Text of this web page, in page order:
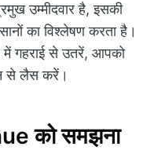
उम्मीदवार है, इसकी
का विश्लेषण करता है।
में गहराई से उतरें, आपको
से लैस करें।
को समझना